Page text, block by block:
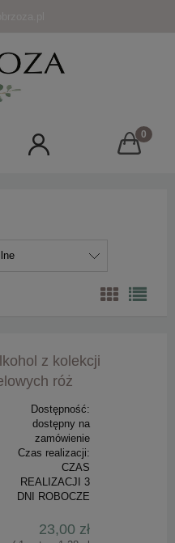
z kolekcji
róż
Dostępność:
dostępny na
zamówienie
Czas realizacji:
CZAS
REALIZACJI 3
DNI ROBOCZE
23,00 zł